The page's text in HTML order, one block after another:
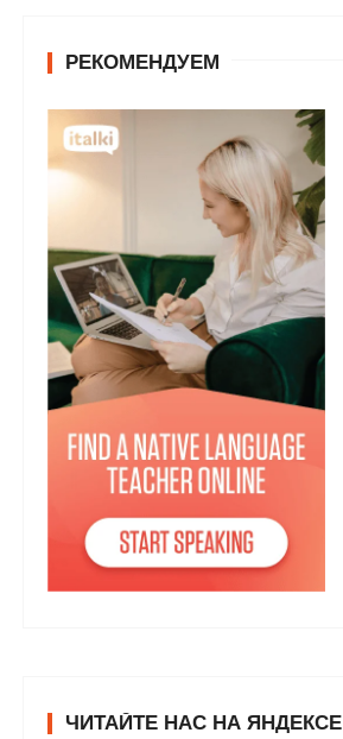
РЕКОМЕНДУЕМ
ЧИТАЙТЕ НАС НА ЯНДЕКСЕ